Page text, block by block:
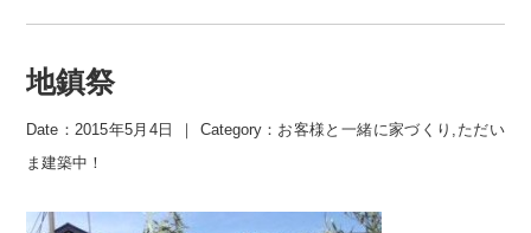
地鎮祭
Date：2015年5月4日 ｜ Category： お客様と一緒に家づくり , ただい
ま建築中！